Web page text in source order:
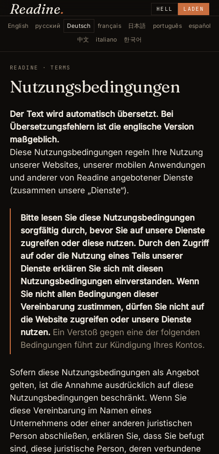
Readine. HELL LADEN
English русский Deutsch français 日本語 português
español
中文
italiano 한국어
READINE · TERMS
Nutzungsbedingungen
Der Text wird automatisch übersetzt. Bei
Übersetzungsfehlern ist die englische Version
maßgeblich.
Diese Nutzungsbedingungen regeln Ihre Nutzung
unserer Websites, unserer mobilen Anwendungen
und anderer von Readine angebotener Dienste
(zusammen unsere „Dienste“).
Bitte lesen Sie diese Nutzungsbedingungen
sorgfältig durch, bevor Sie auf unsere Dienste
zugreifen oder diese nutzen. Durch den Zugriff
auf oder die Nutzung eines Teils unserer
Dienste erklären Sie sich mit diesen
Nutzungsbedingungen einverstanden. Wenn
Sie nicht allen Bedingungen dieser
Vereinbarung zustimmen, dürfen Sie nicht auf
die Website zugreifen oder unsere Dienste
nutzen. Ein Verstoß gegen eine der folgenden
Bedingungen führt zur Kündigung Ihres Kontos.
Sofern diese Nutzungsbedingungen als Angebot
gelten, ist die Annahme ausdrücklich auf diese
Nutzungsbedingungen beschränkt. Wenn Sie
diese Vereinbarung im Namen eines
Unternehmens oder einer anderen juristischen
Person abschließen, erklären Sie, dass Sie befugt
sind, diese juristische Person, deren verbundene